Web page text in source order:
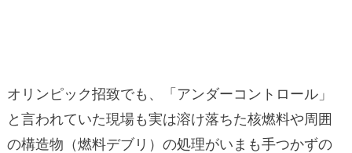
オリンピック招致でも、「アンダーコントロール」
と言われていた現場も実は溶け落ちた核燃料や周囲
の構造物（燃料デブリ）の処理がいまも手つかずの